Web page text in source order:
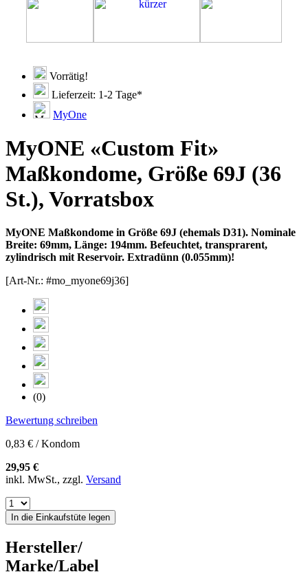
Vorrätig!
Lieferzeit: 1-2 Tage*
MyOne
MyONE «Custom Fit»
Maßkondome, Größe 69J (36
St.), Vorratsbox
MyONE Maßkondome in Größe 69J (ehemals D31). Nominale
Breite: 69mm, Länge: 194mm. Befeuchtet, transprarent,
zylindrisch mit Reservoir. Extradünn (0.055mm)!
[Art-Nr.: #mo_myone69j36]
(0)
Bewertung schreiben
0,83 € / Kondom
29,95 €
inkl. MwSt., zzgl. Versand
In die Einkaufstüte legen
Hersteller/
Marke/Label